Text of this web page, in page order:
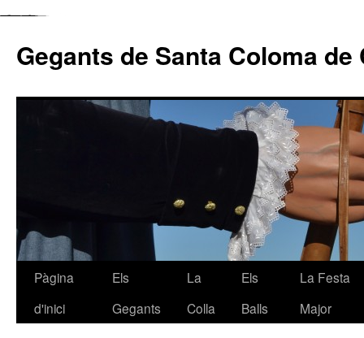
Gegants de Santa Coloma
Vés
Pàgina
d'inici
Els
Gegants
La
Colla
Els
Balls
La Festa
Major